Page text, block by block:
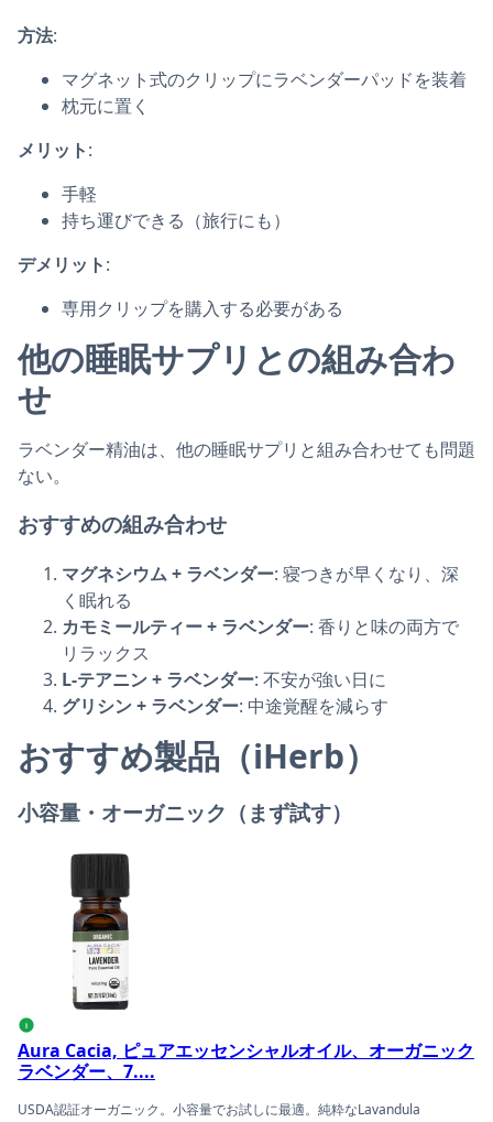
方法:
マグネット式のクリップにラベンダーパッドを装着
枕元に置く
メリット:
手軽
持ち運びできる（旅行にも）
デメリット:
専用クリップを購入する必要がある
他の睡眠サプリとの組み合わ
せ
ラベンダー精油は、他の睡眠サプリと組み合わせても問題
ない。
おすすめの組み合わせ
マグネシウム + ラベンダー: 寝つきが早くなり、深
く眠れる
カモミールティー + ラベンダー: 香りと味の両方で
リラックス
L-テアニン + ラベンダー: 不安が強い日に
グリシン + ラベンダー: 中途覚醒を減らす
おすすめ製品（iHerb）
小容量・オーガニック（まず試す）
Aura Cacia, ピュアエッセンシャルオイル、オーガニック
i
Aura Cacia, ピュアエッセンシャルオイル、オーガニック
ラベンダー、7....
USDA認証オーガニック。小容量でお試しに最適。純粋なLavandula